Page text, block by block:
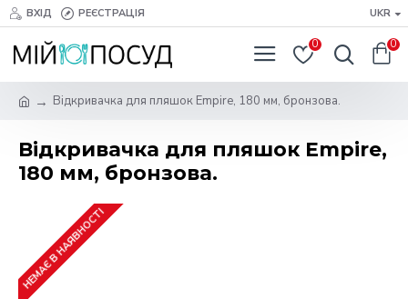
ВХІД РЕЄСТРАЦІЯ UKR
0 0
Відкривачка для пляшок Empire, 180 мм, бронзова.
Відкривачка для пляшок Empire,
180 мм, бронзова.
НЕМАЄ В НАЯВНОСТІ